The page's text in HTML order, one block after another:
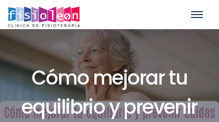
Cómo mejorar tu
equilibrio y prevenir